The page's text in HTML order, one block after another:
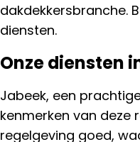
dakdekkersbranche.
diensten.
Onze diensten
Jabeek, een
kenmerken van deze
regelgeving goed,